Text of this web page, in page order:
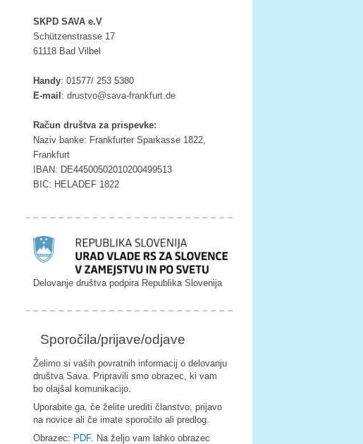
SKPD SAVA e.V
Schützenstrasse 17
61118 Bad Vilbel
Handy: 01577/ 253 5380
E-mail : ed.tr
ufkna
rf-av
as@ov
tsurd
Račun društva za prispevke:
Naziv banke: Frankfurter Sparkasse 1822,
Frankfurt
IBAN: DE44500502010200499513
BIC: HELADEF 1822
Delovanje društva podpira Republika Slovenija
Sporočila/prijave/odjave
Želimo si vaših povratnih informacij o delovanju
društva Sava. Pripravili smo obrazec, ki vam
bo olajšal komunikacijo.
Uporabite ga, če želite urediti članstvo, prijavo
na novice ali če imate sporočilo ali predlog.
Obrazec: PDF. Na željo vam lahko obrazec